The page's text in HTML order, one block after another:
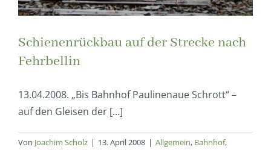
Schienenrückbau auf der Strecke nach
Fehrbellin
13.04.2008. „Bis Bahnhof Paulinenaue Schrott“ –
auf den Gleisen der [...]
Von Joachim Scholz | 13. April 2008 | Allgemein, Bahnhof,